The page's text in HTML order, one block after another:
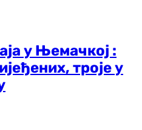
у Њемачкој :
троје у